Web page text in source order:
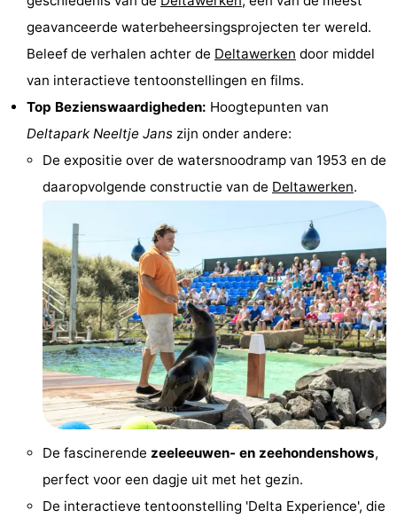
Zien
doen
Bezienswaardigheden
Musea
Monumenten
Molens
Vuurtorens
Uitkijkpunten
Attracties
Speeltuinen
Binnenspeeltuinen
Bowlen
Minigolfbanen
Wellness
geavanceerde waterbeheersingsprojecten ter wereld.
Beleef de verhalen achter de Deltawerken door middel
van interactieve tentoonstellingen en films.
Top Bezienswaardigheden: Hoogtepunten van
Deltapark Neeltje Jans zijn onder andere:
De expositie over de watersnoodramp van 1953 en de
daaropvolgende constructie van de Deltawerken.
De fascinerende zeeleeuwen- en zeehondenshows,
perfect voor een dagje uit met het gezin.
De interactieve tentoonstelling 'Delta Experience', die